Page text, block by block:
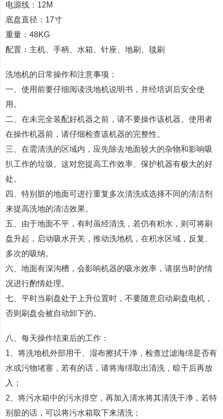
电源线：12M
底盘直径：17寸
重量：48KG
配置：主机、手柄、水箱、针座、地刷、毯刷
洗地机的日常操作和注意事项：
一、使用前要仔细阅读洗地机说明书，并经培训后安全使
用。
二、在未完全装配好机器之前，请不要操作该机器。使用者
在操作机器前，请仔细检查该机器的完整性。
三、在需清洗的区域内，应先除去地面较大的杂物和影响吸
扒工作的垃圾。这对您提高工作效率、保护机器有极大的好
处。
四、特别脏的地面可进行重复多次清洗或选择不同的清洁剂
来提高洗地的清洁效果。
五、由于地面不平，有时虽经清洗，若仍有积水，则可将刷
盘升起，启动吸水开关，推动洗地机，在积水区域，反复、
多次的吸纳。
六、地面有深沟槽，会影响机器的吸水效率，请据当时的情
况进行酌情处理。
七、平时当刷盘处于上升位置时，不要随意启动刷盘电机，
否则刷盘会被自动卸下的。
八、每天操作结束后的工作：
1、将洗地机外部用干、湿布擦拭干净，检查过滤海绵是否有
水或污物堵塞，若有的话，请将海绵取出清洗，晾干后再放
入；
2、将污水箱中的污水排空，再加入清水将其清洗干净，若特
别脏的话，可以将污水箱取下来清洗；